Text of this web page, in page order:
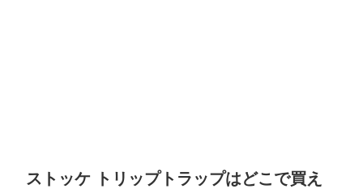
ストッケ トリップトラップはどこで買え